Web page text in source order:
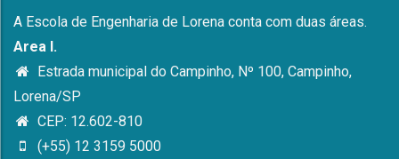
A Escola de Engenharia de Lorena conta com duas áreas.
Area I.
Estrada municipal do Campinho, Nº 100, Campinho,
Lorena/SP
CEP: 12.602-810
(+55) 12 3159 5000